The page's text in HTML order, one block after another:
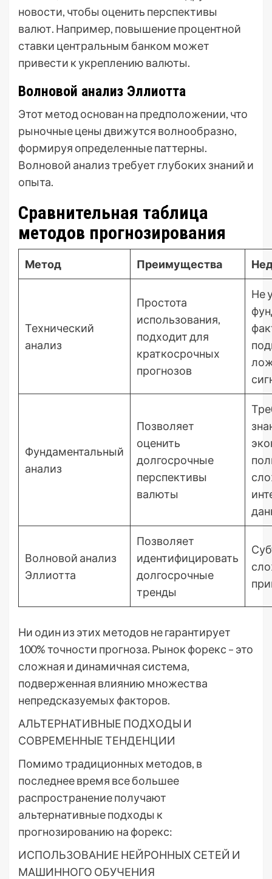
новости, чтобы оценить перспективы
валют. Например, повышение процентной
ставки центральным банком может
привести к укреплению валюты.
Волновой анализ Эллиотта
Этот метод основан на предположении, что
рыночные цены движутся волнообразно,
формируя определенные паттерны.
Волновой анализ требует глубоких знаний и
опыта.
Сравнительная таблица
методов прогнозирования
Метод Преимущества
Технический
анализ
Простота
использования,
подходит для
краткосрочных
прогнозов
Не
Фундаментальный
анализ
Позволяет
оценить
долгосрочные
перспективы
валюты
Волновой анализ
Эллиотта
Позволяет
идентифицировать
долгосрочные
тренды
Ни один из этих методов не гарантирует
100% точности прогноза. Рынок форекс – это
сложная и динамичная система,
подверженная влиянию множества
непредсказуемых факторов.
АЛЬТЕРНАТИВНЫЕ ПОДХОДЫ И
СОВРЕМЕННЫЕ ТЕНДЕНЦИИ
Помимо традиционных методов, в
последнее время все большее
распространение получают
альтернативные подходы к
прогнозированию на форекс:
ИСПОЛЬЗОВАНИЕ НЕЙРОННЫХ СЕТЕЙ И
МАШИННОГО ОБУЧЕНИЯ